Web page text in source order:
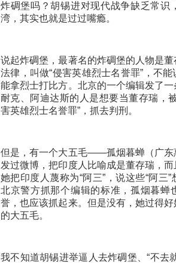
炸碉堡吗？胡锡进对现代战争缺乏常识
湾，其实也就是过过嘴瘾。
说起炸碉堡，最著名的炸碉堡的人物是
法律，叫做“侵害英雄烈士名誉罪”，不
能拿烈士打比方。北京的一个编辑发了
耐克、阿迪达斯的人是想要当董存瑞，
害英雄烈士名誉罪”，抓去判刑。
但是，有一个大五毛——孤烟暮蝉（广东
发过微博，把印度人比喻成是董存瑞，
她把印度人蔑称为“阿三”，说这些“阿三
北京警方抓那个编辑的标准，孤烟暮蝉
誉，也应该抓起来。但是没有，她过得
的大五毛。
我不知道胡锡进举逼人去炸碉堡、“不去